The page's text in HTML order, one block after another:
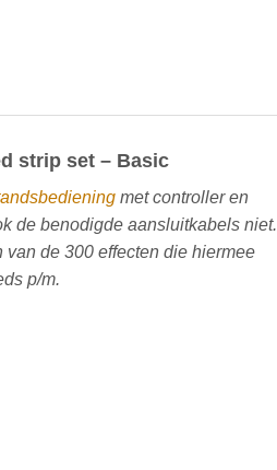
strip set – Basic
met controller en
de benodigde aansluitkabels niet.
de 300 effecten die hiermee
p/m.